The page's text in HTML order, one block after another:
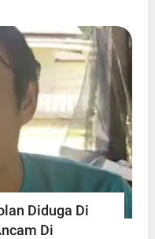
Diduga Di
Di